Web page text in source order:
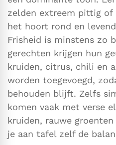
zelden extreem pittig
het hoort rond en
Frisheid is minstens zo
gerechten krijgen hun
kruiden, citrus, chili en
worden toegevoegd,
behouden blijft. Zelfs
komen vaak met verse
kruiden, rauwe
je aan tafel zelf de